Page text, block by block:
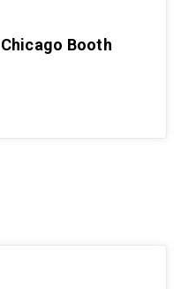
Booth